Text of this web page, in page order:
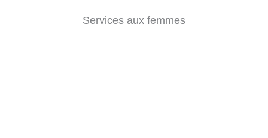
Services aux femmes